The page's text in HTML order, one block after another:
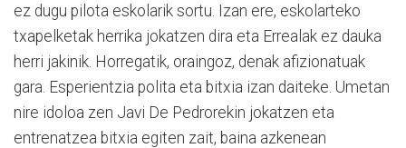
ez dugu pilota eskolarik sortu. Izan ere, eskolarteko
txapelketak herrika jokatzen dira eta Errealak ez dauka
herri jakinik. Horregatik, oraingoz, denak afizionatuak
gara. Esperientzia polita eta bitxia izan daiteke. Umetan
nire idoloa zen Javi De Pedrorekin jokatzen eta
entrenatzea bitxia egiten zait, baina azkenean